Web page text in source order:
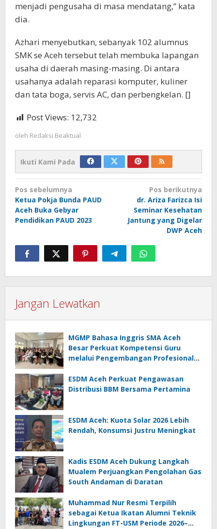
menjadi pengusaha di masa mendatang,” kata
dia.
Azhari menyebutkan, sebanyak 102 alumnus
SMK se Aceh tersebut telah membuka lapangan
usaha di daerah masing-masing. Di antara
usahanya adalah reparasi komputer, kuliner
dan tata boga, servis AC, dan perbengkelan. []
Post Views: 12,732
oleh Redaksi Beaktual
Ikuti Kami Pada
Navigasi
pos
Pos sebelumnya
Ketua Pokja Bunda PAUD
Aceh Buka Gebyar
Pendidikan PAUD 2023
Pos berikutnya
dr. Ariza Farizca Isi
Seminar Kesehatan
Jantung yang Digelar
DWP Aceh
Jangan Lewatkan
MGMP Bahasa Inggris SMA Aceh
Besar Perkuat Kompetensi Guru
melalui Pengembangan Profesional
ESDM Aceh Perkuat Pengawasan
Distribusi BBM Bersama Pertamina
ESDM Aceh: Kuota Solar 2026 Lebih
Rendah, Konsumsi Justru Meningkat
Kadis ESDM Aceh Dukung Langkah
Mualem Perjuangkan Pengolahan Gas
South Andaman di Daratan
Muhammad Nur Resmi Terpilih
sebagai Ketua Ikatan Alumni Teknik
Lingkungan FT-USM Periode 2026–